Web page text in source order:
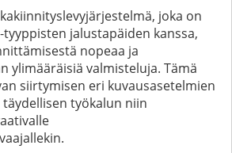
joka on
jalustapäiden kanssa,
nopeaa ja
ylimääräisiä valmisteluja. Tämä
siirtymisen eri kuvausasetelmien
työkalun niin